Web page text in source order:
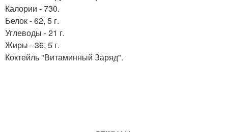
Калории - 730.
Белок - 62, 5 г.
Углеводы - 21 г.
Жиры - 36, 5 г.
Коктейль "Витаминный Заряд".